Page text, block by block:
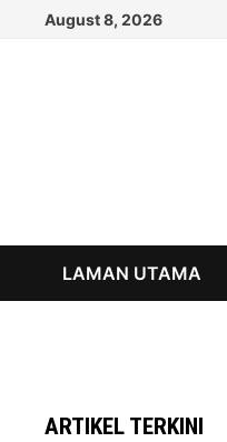
August 8, 2026
LAMAN UTAMA
ARTIKEL TERKINI